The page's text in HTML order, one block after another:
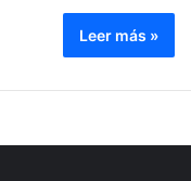
Leer más »